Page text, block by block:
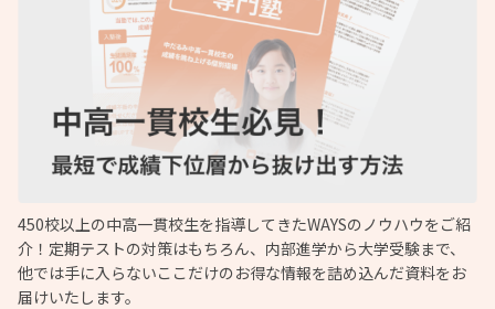
450校以上の中高一貫校生を指導してきたWAYSのノウハウをご紹
介！定期テストの対策はもちろん、内部進学から大学受験まで、
他では手に入らないここだけのお得な情報を詰め込んだ資料をお
届けいたします。